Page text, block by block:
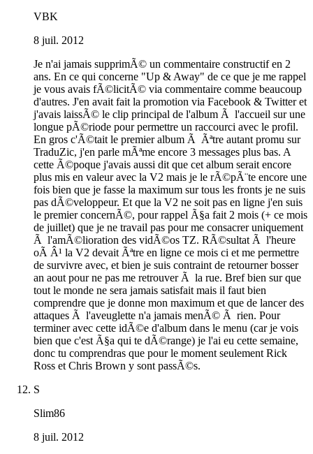
VBK
8 juil. 2012
Je n'ai jamais supprimÃ© un commentaire constructif en 2
ans. En ce qui concerne "Up & Away" de ce que je me rappel
je vous avais fÃ©licitÃ© via commentaire comme beaucoup
d'autres. J'en avait fait la promotion via Facebook & Twitter et
j'avais laissÃ© le clip principal de l'album Ã l'accueil sur une
longue pÃ©riode pour permettre un raccourci avec le profil.
En gros c'Ã©tait le premier album Ã Ãªtre autant promu sur
TraduZic, j'en parle mÃªme encore 3 messages plus bas. A
cette Ã©poque j'avais aussi dit que cet album serait encore
plus mis en valeur avec la V2 mais je le rÃ©pÃ¨te encore une
fois bien que je fasse la maximum sur tous les fronts je ne suis
pas dÃ©veloppeur. Et que la V2 ne soit pas en ligne j'en suis
le premier concernÃ©, pour rappel Ã§a fait 2 mois (+ ce mois
de juillet) que je ne travail pas pour me consacrer uniquement
Ã l'amÃ©lioration des vidÃ©os TZ. RÃ©sultat Ã l'heure
oÃ Â¹ la V2 devait Ãªtre en ligne ce mois ci et me permettre
de survivre avec, et bien je suis contraint de retourner bosser
an aout pour ne pas me retrouver Ã la rue. Bref bien sur que
tout le monde ne sera jamais satisfait mais il faut bien
comprendre que je donne mon maximum et que de lancer des
attaques Ã l'aveuglette n'a jamais menÃ© Ã rien. Pour
terminer avec cette idÃ©e d'album dans le menu (car je vois
bien que c'est Ã§a qui te dÃ©range) je l'ai eu cette semaine,
donc tu comprendras que pour le moment seulement Rick
Ross et Chris Brown y sont passÃ©s.
S
Slim86
8 juil. 2012